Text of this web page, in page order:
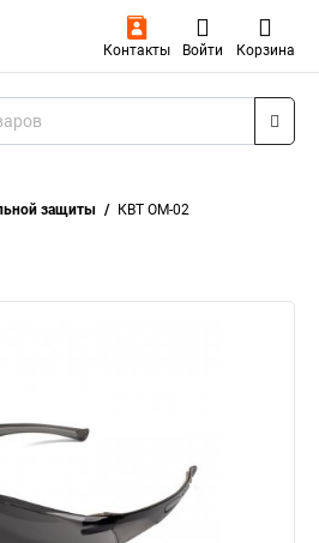
Контакты Войти Корзина
защиты КВТ ОМ-02